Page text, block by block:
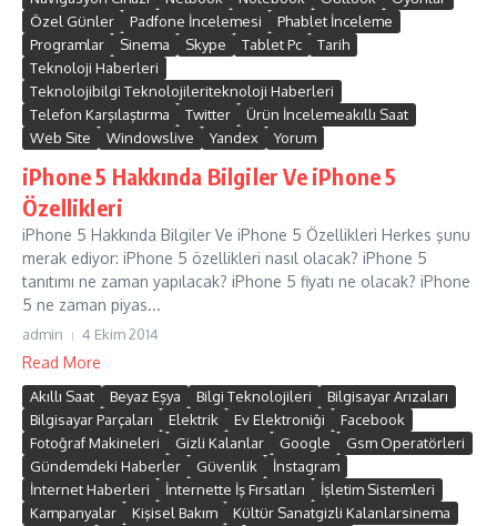
Özel Günler
Padfone İncelemesi
Phablet İnceleme
Programlar
Sinema Skype Tablet Pc
Tarih
Teknoloji Haberleri
Teknolojibilgi Teknolojileriteknoloji Haberleri
Telefon Karşılaştırma
Twitter
Ürün İncelemeakıllı Saat
Web Site
Windowslive Yandex Yorum
iPhone 5 Hakkında Bilgiler Ve iPhone 5
Özellikleri
iPhone 5 Hakkında Bilgiler Ve iPhone 5 Özellikleri Herkes şunu
merak ediyor: iPhone 5 özellikleri nasıl olacak? iPhone 5
tanıtımı ne zaman yapılacak? iPhone 5 fiyatı ne olacak? iPhone
5 ne zaman piyas...
admin 4 Ekim 2014
Read More
Akıllı Saat Beyaz Eşya Bilgi Teknolojileri
Bilgisayar Arızaları
Bilgisayar Parçaları
Elektrik Ev Elektroniği
Facebook
Fotoğraf Makineleri
Gizli Kalanlar Google
Gsm Operatörleri
Gündemdeki Haberler
Güvenlik
İnstagram
İnternet Haberleri
İnternette İş Fırsatları
İşletim Sistemleri
Kampanyalar
Kişisel Bakım
Kültür Sanatgizli Kalanlarsinema